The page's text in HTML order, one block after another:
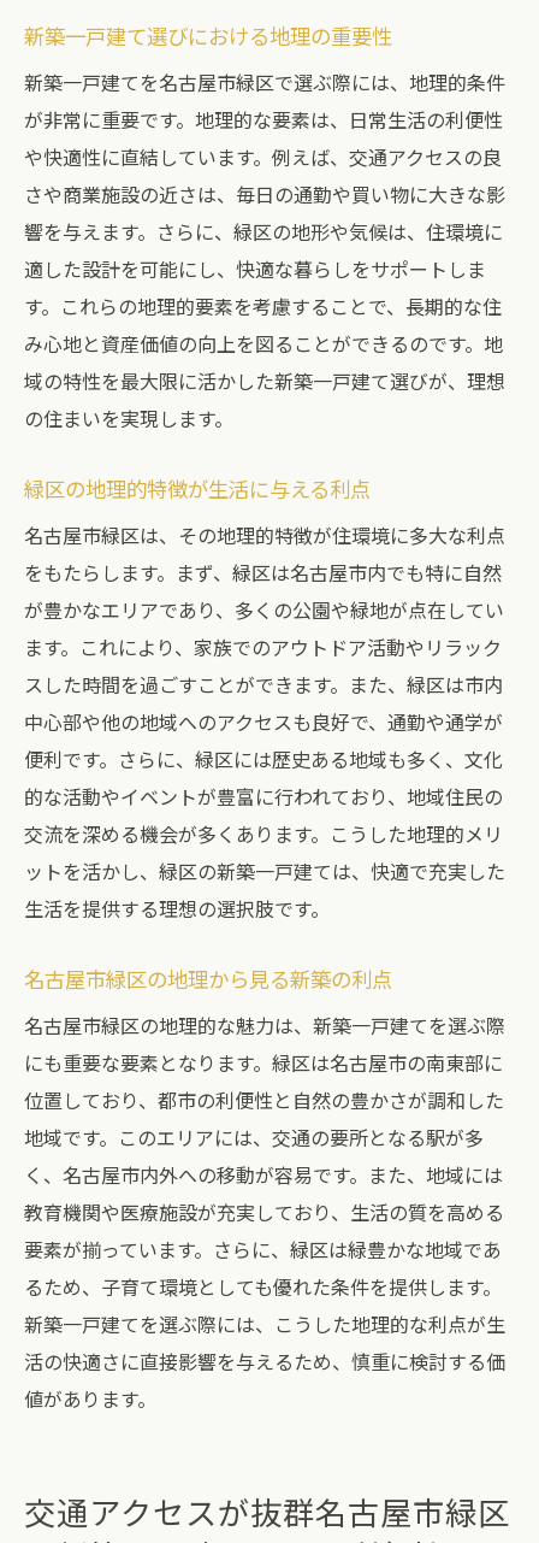
家族の生活をサポートする地域のコミュニ
ティ
教育環境が充実した新築住宅のメリット
安全で安心な生活環境を提供する新築住宅
緑区の子育て支援施設と新築の関係
新築住宅で実現する家族団らんの空間
口コミから見る名古屋市緑区の新築一戸建てに
住むメリット
住民の声が示す新築住宅の魅力
口コミを基に考える緑区での新築生活
居住者の視点から見る新築住宅の利点
住民が語る新築一戸建ての住み心地
名古屋市緑区の新築一戸建て購入ガイド：地域
の魅力を掘り下げる
新築購入前に知っておくべき緑区の基本情
報
お得に新築一戸建てを購入するためのポイ
ント
地域の魅力を理解した上での新築選び
購入ガイドが示す緑区の新築住宅の特徴
法
緑区での理想の新築選びに役立つガイド
新築一戸建て選びにおける地理の重要性
新築一戸建てを名古屋市緑区で選ぶ際には、地理的条件
が非常に重要です。地理的な要素は、日常生活の利便性
や快適性に直結しています。例えば、交通アクセスの良
さや商業施設の近さは、毎日の通勤や買い物に大きな影
響を与えます。さらに、緑区の地形や気候は、住環境に
適した設計を可能にし、快適な暮らしをサポートしま
す。これらの地理的要素を考慮することで、長期的な住
み心地と資産価値の向上を図ることができるのです。地
域の特性を最大限に活かした新築一戸建て選びが、理想
の住まいを実現します。
緑区の地理的特徴が生活に与える利点
名古屋市緑区は、その地理的特徴が住環境に多大な利点
をもたらします。まず、緑区は名古屋市内でも特に自然
が豊かなエリアであり、多くの公園や緑地が点在してい
ます。これにより、家族でのアウトドア活動やリラック
スした時間を過ごすことができます。また、緑区は市内
中心部や他の地域へのアクセスも良好で、通勤や通学が
便利です。さらに、緑区には歴史ある地域も多く、文化
的な活動やイベントが豊富に行われており、地域住民の
交流を深める機会が多くあります。こうした地理的メリ
ットを活かし、緑区の新築一戸建ては、快適で充実した
生活を提供する理想の選択肢です。
名古屋市緑区の地理から見る新築の利点
名古屋市緑区の地理的な魅力は、新築一戸建てを選ぶ際
にも重要な要素となります。緑区は名古屋市の南東部に
位置しており、都市の利便性と自然の豊かさが調和した
地域です。このエリアには、交通の要所となる駅が多
く、名古屋市内外への移動が容易です。また、地域には
教育機関や医療施設が充実しており、生活の質を高める
要素が揃っています。さらに、緑区は緑豊かな地域であ
るため、子育て環境としても優れた条件を提供します。
新築一戸建てを選ぶ際には、こうした地理的な利点が生
活の快適さに直接影響を与えるため、慎重に検討する価
値があります。
交通アクセスが抜群名古屋市緑区